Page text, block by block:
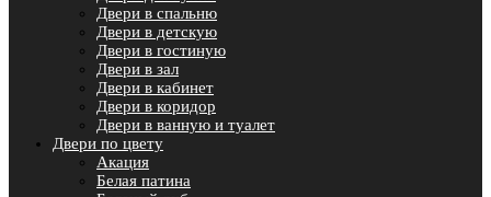
Двери в спальню
Двери в детскую
Двери в гостиную
Двери в зал
Двери в кабинет
Двери в коридор
Двери в ванную и туалет
Двери по цвету
Акация
Белая патина